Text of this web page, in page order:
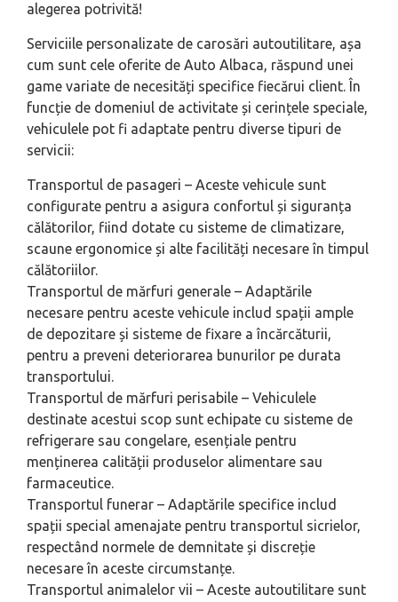
alegerea potrivită!
Serviciile personalizate de carosări autoutilitare, așa
cum sunt cele oferite de Auto Albaca, răspund unei
game variate de necesități specifice fiecărui client. În
funcție de domeniul de activitate și cerințele speciale,
vehiculele pot fi adaptate pentru diverse tipuri de
servicii:
Transportul de pasageri – Aceste vehicule sunt
configurate pentru a asigura confortul și siguranța
călătorilor, fiind dotate cu sisteme de climatizare,
scaune ergonomice și alte facilități necesare în timpul
călătoriilor.
Transportul de mărfuri generale – Adaptările
necesare pentru aceste vehicule includ spații ample
de depozitare și sisteme de fixare a încărcăturii,
pentru a preveni deteriorarea bunurilor pe durata
transportului.
Transportul de mărfuri perisabile – Vehiculele
destinate acestui scop sunt echipate cu sisteme de
refrigerare sau congelare, esențiale pentru
menținerea calității produselor alimentare sau
farmaceutice.
Transportul funerar – Adaptările specifice includ
spații special amenajate pentru transportul sicrielor,
respectând normele de demnitate și discreție
necesare în aceste circumstanțe.
Transportul animalelor vii – Aceste autoutilitare sunt